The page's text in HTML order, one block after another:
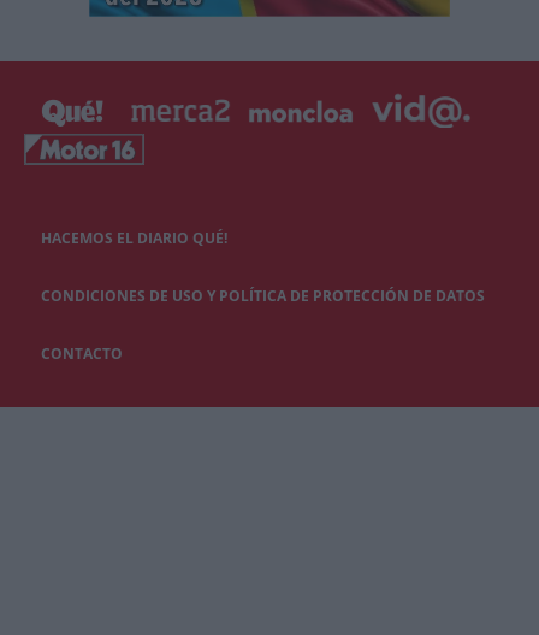
HACEMOS EL DIARIO QUÉ!
CONDICIONES DE USO Y POLÍTICA DE PROTECCIÓN DE DATOS
CONTACTO